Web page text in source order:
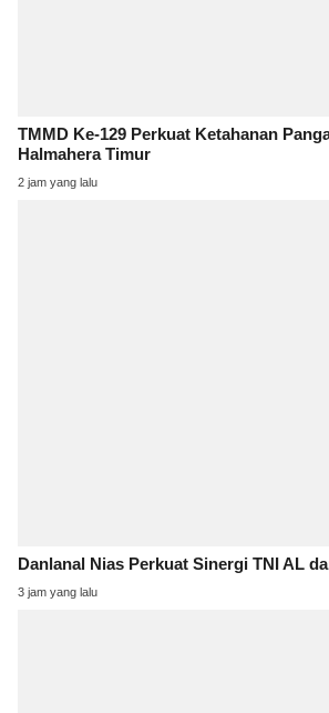
TMMD Ke-129 Perkuat Ketahanan
Halmahera Timur
2 jam yang lalu
Danlanal Nias Perkuat Sinergi TNI AL
3 jam yang lalu